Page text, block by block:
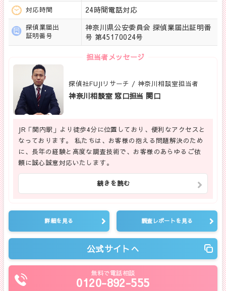
対応時間 24時間電話対応
探偵業届出
証明番号
神奈川県公安委員会 探偵業届出証明番
号 第45170024号
担当者メッセージ
探偵社FUJIリサーチ / 神奈川相談室担当者
神奈川相談室 窓口担当 関口
JR「関内駅」より徒歩4分に位置しており、便利なアクセスと
なっております。 私たちは、お客様の抱える問題解決のため
に、長年の経験と高度な調査技術で、お客様のあらゆるご依
頼に誠心誠意対応いたします。
続きを読む
詳細を見る 調査レポートを見る
公式サイトへ
無料で電話相談
0120-892-555